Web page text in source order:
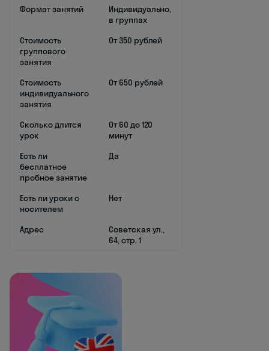
Формат занятий
Индивидуально,
в группах
Стоимость
группового
занятия
От 350 рублей
Стоимость
индивидуального
занятия
От 650 рублей
Сколько длится
урок
От 60 до 120
минут
Есть ли
бесплатное
пробное занятие
Да
Есть ли уроки с
носителем
Нет
Адрес
Советская ул.,
64, стр. 1